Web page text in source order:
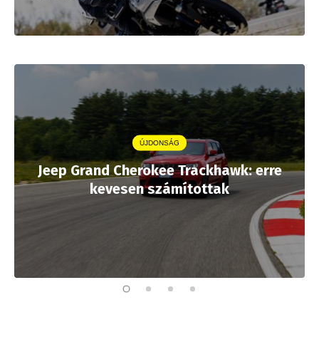
ÚJDONSÁG
Jeep Grand Cherokee Trackhawk: erre
kevesen számítottak